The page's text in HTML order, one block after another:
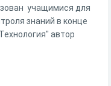
учащимися для
знаний в конце
автор